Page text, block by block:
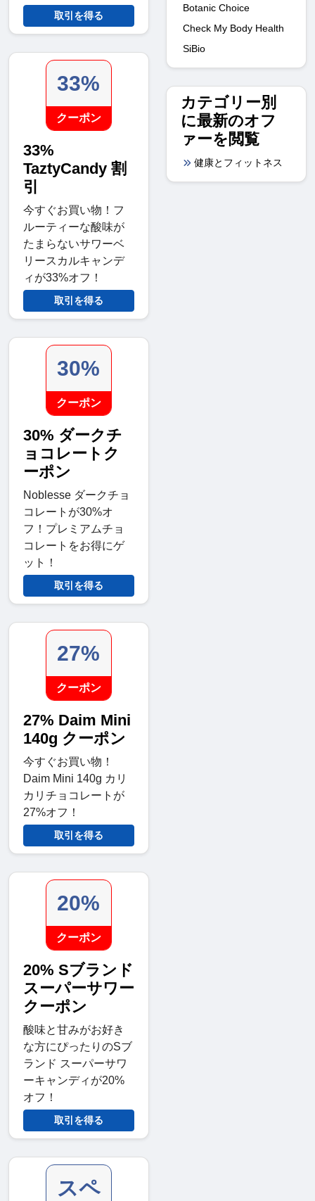
取引を得る
33%
クーポン
33%
TaztyCandy 割
引
今すぐお買い物！フ
ルーティーな酸味が
たまらないサワーベ
リースカルキャンデ
ィが33%オフ！
取引を得る
30%
クーポン
30% ダークチ
ョコレートク
ーポン
Noblesse ダークチョ
コレートが30%オ
フ！プレミアムチョ
コレートをお得にゲ
ット！
取引を得る
27%
クーポン
27% Daim Mini
140g クーポン
今すぐお買い物！
Daim Mini 140g カリ
カリチョコレートが
27%オフ！
取引を得る
20%
クーポン
20% Sブランド
スーパーサワー
クーポン
酸味と甘みがお好き
な方にぴったりのSブ
ランド スーパーサワ
ーキャンディが20%
オフ！
取引を得る
スペ
Botanic Choice
Check My Body Health
SiBio
カテゴリー別
に最新のオフ
ァーを閲覧
健康とフィットネス